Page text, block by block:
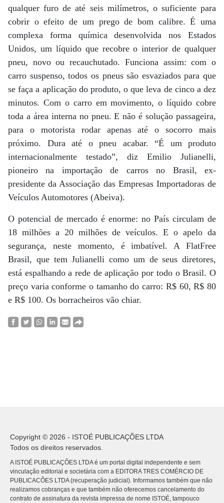
qualquer furo de até seis milímetros, o suficiente para
cobrir o efeito de um prego de bom calibre. É uma
complexa forma química desenvolvida nos Estados
Unidos, um líquido que recobre o interior de qualquer
pneu, novo ou recauchutado. Funciona assim: com o
carro suspenso, todos os pneus são esvaziados para que
se faça a aplicação do produto, o que leva de cinco a dez
minutos. Com o carro em movimento, o líquido cobre
toda a área interna no pneu. E não é solução passageira,
para o motorista rodar apenas até o socorro mais
próximo. Dura até o pneu acabar. “É um produto
internacionalmente testado”, diz Emilio Julianelli,
pioneiro na importação de carros no Brasil, ex-
presidente da Associação das Empresas Importadoras de
Veículos Automotores (Abeiva).
O potencial de mercado é enorme: no País circulam de
18 milhões a 20 milhões de veículos. E o apelo da
segurança, neste momento, é imbatível. A FlatFree
Brasil, que tem Julianelli como um de seus diretores,
está espalhando a rede de aplicação por todo o Brasil. O
preço varia conforme o tamanho do carro: R$ 60, R$ 80
e R$ 100. Os borracheiros vão chiar.
Copyright © 2026 - ISTOÉ PUBLICAÇÕES LTDA
Todos os direitos reservados.
A ISTOÉ PUBLICAÇÕES LTDA é um portal digital independente e sem
vinculação editorial e societária com a EDITORA TRES COMÉRCIO DE
PUBLICACÕES LTDA (recuperação judicial). Informamos também que não
realizamos cobranças e que também não oferecemos cancelamento do
contrato de assinatura da revista impressa de nome ISTOÉ, tampouco